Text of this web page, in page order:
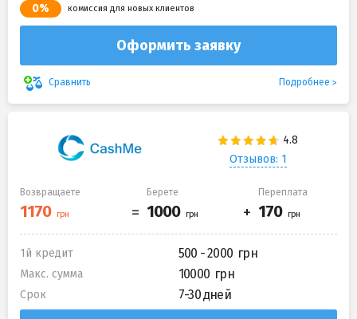
0% комиссия для новых клиентов
Оформить заявку
Сравнить Подробнее
Отзывов: 1
Возвращаете Берете Переплата
1й кредит 500 - 2000
Макс. сумма 10000
Срок 7-30 дней